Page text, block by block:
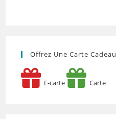
Offrez Une Carte Cadeau
E-carte Carte